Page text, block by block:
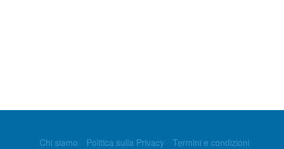
Chi siamo Politica sulla Privacy Termini e condizioni